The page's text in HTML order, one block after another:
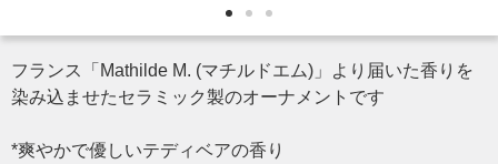
フランス「Mathilde M. (マチルドエム)」より届いた香りを
染み込ませたセラミック製のオーナメントです
*爽やかで優しいテディベアの香り